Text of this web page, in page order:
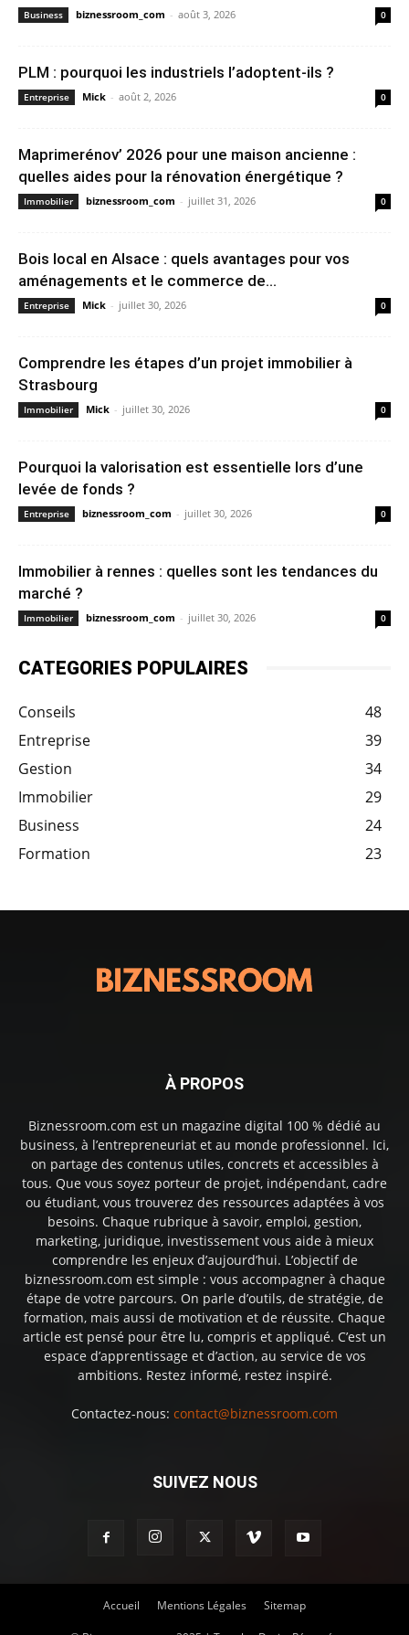
Business biznessroom_com - août 3, 2026 0
PLM : pourquoi les industriels l’adoptent-ils ?
Entreprise Mick - août 2, 2026 0
Maprimerénov’ 2026 pour une maison ancienne :
quelles aides pour la rénovation énergétique ?
Immobilier biznessroom_com - juillet 31, 2026 0
Bois local en Alsace : quels avantages pour vos
aménagements et le commerce de...
Entreprise Mick - juillet 30, 2026 0
Comprendre les étapes d’un projet immobilier à
Strasbourg
Immobilier Mick - juillet 30, 2026 0
Pourquoi la valorisation est essentielle lors d’une
levée de fonds ?
Entreprise biznessroom_com - juillet 30, 2026 0
Immobilier à rennes : quelles sont les tendances du
marché ?
Immobilier biznessroom_com - juillet 30, 2026 0
CATEGORIES POPULAIRES
Conseils
48
Entreprise
39
Gestion
34
Immobilier
29
Business
24
Formation
23
À PROPOS
Biznessroom.com est un magazine digital 100 % dédié au
business, à l’entrepreneuriat et au monde professionnel. Ici,
on partage des contenus utiles, concrets et accessibles à
tous. Que vous soyez porteur de projet, indépendant, cadre
ou étudiant, vous trouverez des ressources adaptées à vos
besoins. Chaque rubrique à savoir, emploi, gestion,
marketing, juridique, investissement vous aide à mieux
comprendre les enjeux d’aujourd’hui. L’objectif de
biznessroom.com est simple : vous accompagner à chaque
étape de votre parcours. On parle d’outils, de stratégie, de
formation, mais aussi de motivation et de réussite. Chaque
article est pensé pour être lu, compris et appliqué. C’est un
espace d’apprentissage et d’action, au service de vos
ambitions. Restez informé, restez inspiré.
Contactez-nous: contact@biznessroom.com
SUIVEZ NOUS
Accueil Mentions Légales Sitemap